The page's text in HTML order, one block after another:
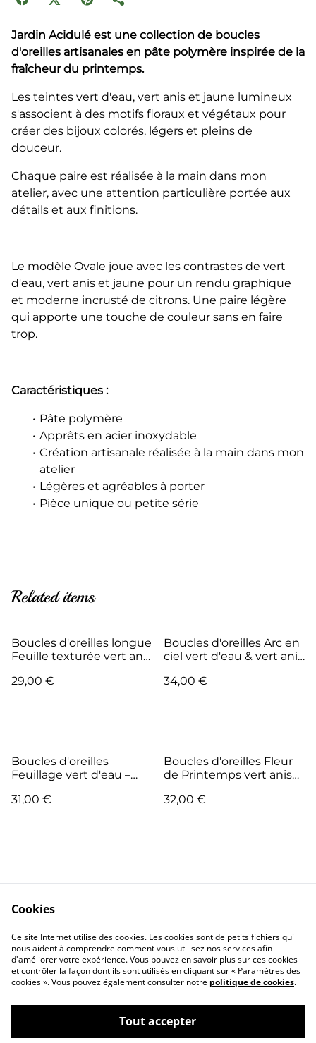
Jardin Acidulé est une collection de boucles
d'oreilles artisanales en pâte polymère inspirée de la
fraîcheur du printemps.
Les teintes vert d'eau, vert anis et jaune lumineux
s'associent à des motifs floraux et végétaux pour
créer des bijoux colorés, légers et pleins de
douceur.
Chaque paire est réalisée à la main dans mon
atelier, avec une attention particulière portée aux
détails et aux finitions.
Le modèle Ovale joue avec les contrastes de vert
d'eau, vert anis et jaune pour un rendu graphique
et moderne incrusté de citrons. Une paire légère
qui apporte une touche de couleur sans en faire
trop.
Caractéristiques :
Pâte polymère
Apprêts en acier inoxydable
Création artisanale réalisée à la main dans mon
atelier
Légères et agréables à porter
Pièce unique ou petite série
Related items
Boucles d'oreilles longue
Feuille texturée vert anis
Acidulé
29,00 €
Boucles d'oreilles Arc en
ciel vert d'eau & vert anis
Acidulé
34,00 €
Boucles d'oreilles
Feuillage vert d'eau –
31,00 €
Boucles d'oreilles Fleur
de Printemps vert anis
Jardin Acidulé
32,00 €
Me Contacter
Legal Terms
Privacy Policy
Cookie Policy
Cookies
Ce site Internet utilise des cookies. Les cookies sont de petits fichiers qui
nous aident à comprendre comment vous utilisez nos services afin
d'améliorer votre expérience. Vous pouvez en savoir plus sur ces cookies
et contrôler la façon dont ils sont utilisés en cliquant sur « Paramètres des
cookies ». Vous pouvez également consulter notre politique de cookies.
Tout accepter